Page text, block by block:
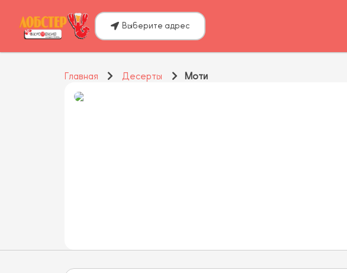
Выберите адрес
Главная Десерты Моти